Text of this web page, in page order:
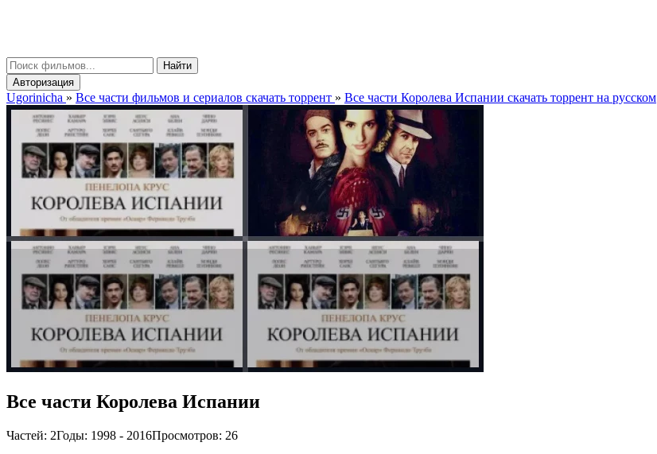
Найти
Авторизация
Ugorinicha » Все части фильмов и сериалов скачать торрент » Все части Королева Испании скачать торрент на русском
Все части Королева Испании
Частей: 2Годы: 1998 - 2016Просмотров: 26